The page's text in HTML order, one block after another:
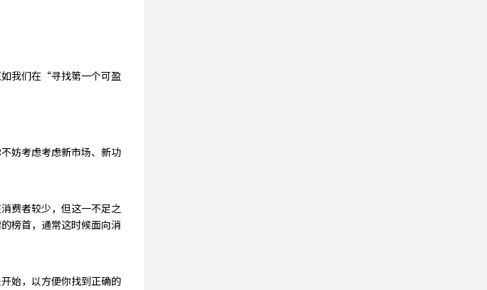
我们在“寻找第一个可盈
妨考虑考虑新市场、新功
费者较少，但这一不足之
榜首，通常这时候面向消
始，以方便你找到正确的